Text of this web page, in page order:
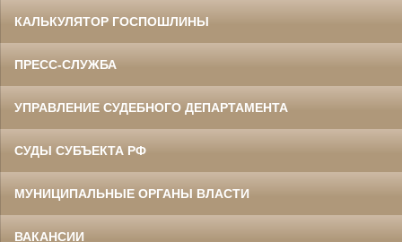
КАЛЬКУЛЯТОР ГОСПОШЛИНЫ
ПРЕСС-СЛУЖБА
УПРАВЛЕНИЕ СУДЕБНОГО ДЕПАРТАМЕНТА
СУДЫ СУБЪЕКТА РФ
МУНИЦИПАЛЬНЫЕ ОРГАНЫ ВЛАСТИ
ВАКАНСИИ